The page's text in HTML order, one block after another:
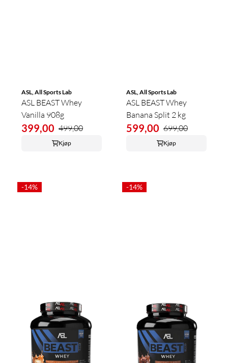
ASL, All Sports Lab
ASL BEAST Whey
Vanilla 908g
399,00 499,00
Kjøp
ASL, All Sports Lab
ASL BEAST Whey
Banana Split 2 kg
599,00 699,00
Kjøp
-14% -14%